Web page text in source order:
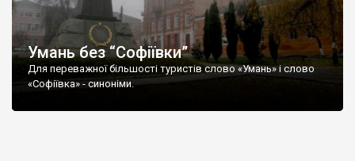
Умань без “Софіївки”
Для переважної більшості туристів слово «Умань» і слово
«Софіївка» - синоніми.